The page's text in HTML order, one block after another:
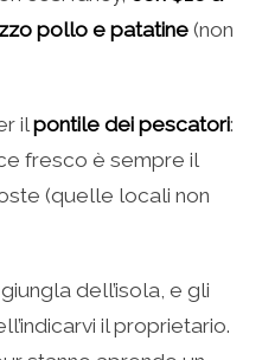
pollo e patatine(non
ilpontile dei pescatori:
fresco è sempre il
(quelle locali non
dell’isola, e gli
il proprietario.